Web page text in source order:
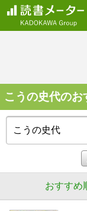
こうの史代の
おすすめ